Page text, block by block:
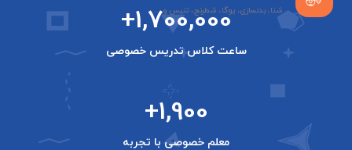
شنا، بدنسازی، یوگا، شطرنج، تنیس و ...
+1,700,000
ساعت کلاس تدریس خصوصی
+1,900
معلم خصوصی با تجربه